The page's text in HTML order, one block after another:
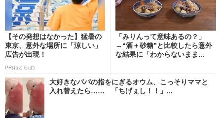
【その発想はなかった】猛暑の
東京、意外な場所に「涼しい」
広告が出現！
PR(ねとらぼ)
「みりんって意味あるの？」
→“酒＋砂糖”と比較したら意外
な結果に「わからないまま...
大好きなパパの指をにぎるオウム、こっそりママと
入れ替えたら…… 「ちげぇし！！」...